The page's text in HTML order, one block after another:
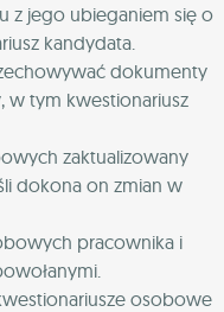
z jego ubieganiem się o
kandydata.
dokumenty
w tym kwestionariusz
zaktualizowany
dokona on zmian w
pracownika i
osobowe